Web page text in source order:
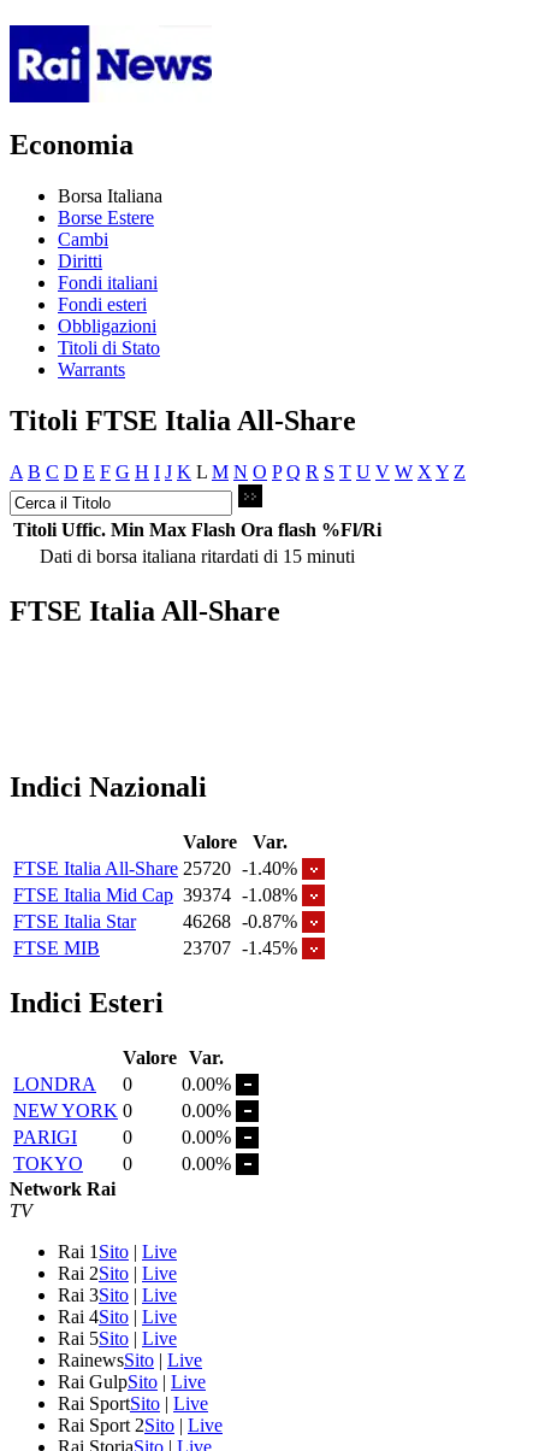
Economia
Borsa Italiana
Borse Estere
Cambi
Diritti
Fondi italiani
Fondi esteri
Obbligazioni
Titoli di Stato
Warrants
Titoli FTSE Italia All-Share
A B C D E F G H I J K L M N O P Q R S T U V W X Y Z
Titoli Uffic. Min Max Flash Ora flash %Fl/Ri
Dati di borsa italiana ritardati di 15 minuti
FTSE Italia All-Share
Indici Nazionali
Valore
Var.
FTSE Italia All-Share 25720 -1.40%
FTSE Italia Mid Cap 39374 -1.08%
FTSE Italia Star
46268 -0.87%
FTSE MIB
23707 -1.45%
Indici Esteri
Valore Var.
LONDRA
0
0.00%
NEW YORK 0
0.00%
PARIGI
0
0.00%
TOKYO
0
0.00%
Network Rai
TV
Rai 1 Sito | Live
Rai 2Sito | Live
Rai 3Sito | Live
Rai 4Sito | Live
Rai 5Sito | Live
RainewsSito | Live
Rai GulpSito | Live
Rai SportSito | Live
Rai Sport 2Sito | Live
Rai StoriaSito | Live